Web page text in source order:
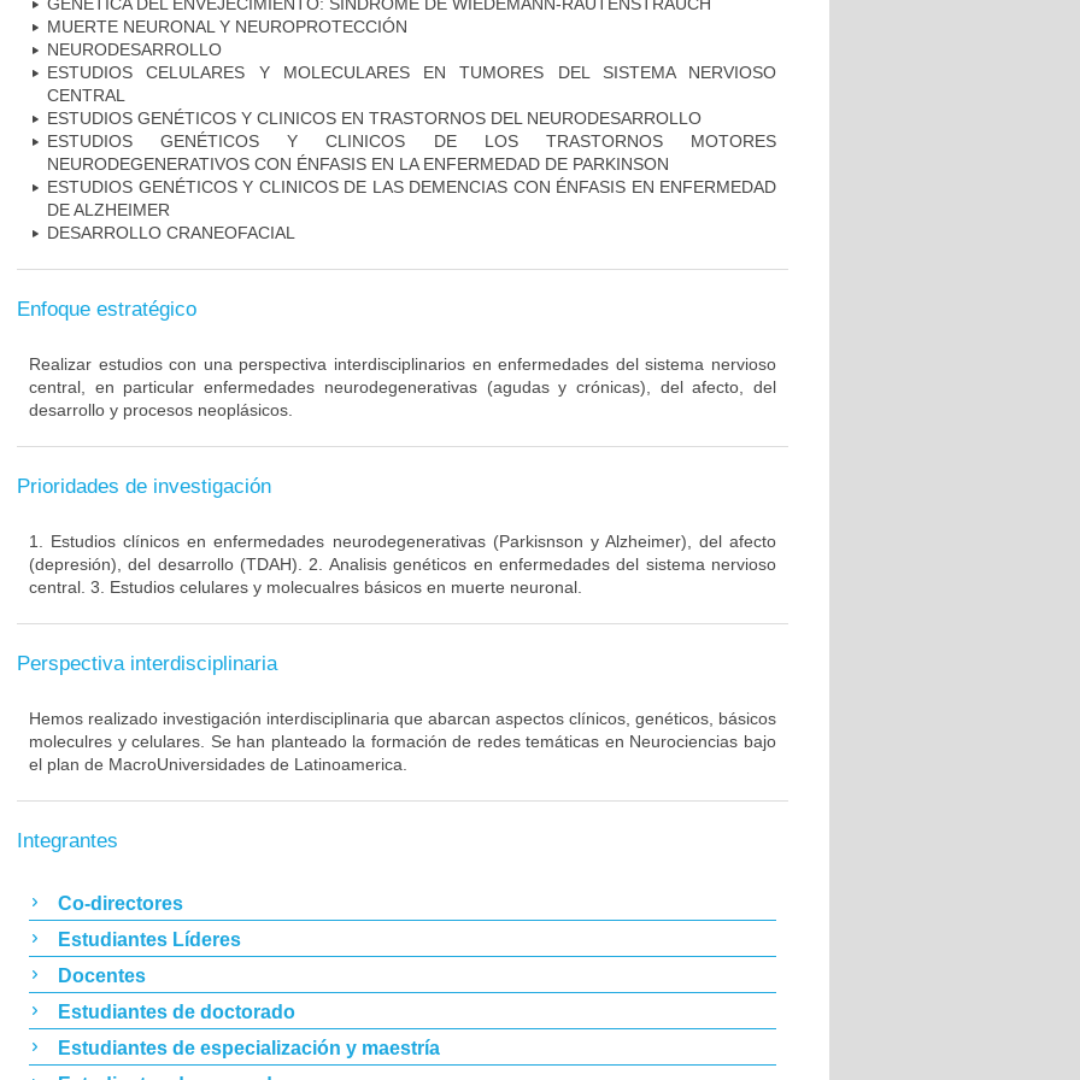
MUERTE NEURONAL Y NEUROPROTECCIÓN
NEURODESARROLLO
ESTUDIOS CELULARES Y MOLECULARES EN TUMORES DEL SISTEMA NERVIOSO
CENTRAL
ESTUDIOS GENÉTICOS Y CLINICOS EN TRASTORNOS DEL NEURODESARROLLO
ESTUDIOS GENÉTICOS Y CLINICOS DE LOS TRASTORNOS MOTORES
NEURODEGENERATIVOS CON ÉNFASIS EN LA ENFERMEDAD DE PARKINSON
ESTUDIOS GENÉTICOS Y CLINICOS DE LAS DEMENCIAS CON ÉNFASIS EN ENFERMEDAD
DE ALZHEIMER
DESARROLLO CRANEOFACIAL
Enfoque estratégico
Realizar estudios con una perspectiva interdisciplinarios en enfermedades del sistema nervioso
central, en particular enfermedades neurodegenerativas (agudas y crónicas), del afecto, del
desarrollo y procesos neoplásicos.
Prioridades de investigación
1. Estudios clínicos en enfermedades neurodegenerativas (Parkisnson y Alzheimer), del afecto
(depresión), del desarrollo (TDAH). 2. Analisis genéticos en enfermedades del sistema nervioso
central. 3. Estudios celulares y molecualres básicos en muerte neuronal.
Perspectiva interdisciplinaria
Hemos realizado investigación interdisciplinaria que abarcan aspectos clínicos, genéticos, básicos
moleculres y celulares. Se han planteado la formación de redes temáticas en Neurociencias bajo
el plan de MacroUniversidades de Latinoamerica.
Integrantes
Co-directores
Estudiantes Líderes
Docentes
Estudiantes de doctorado
Estudiantes de especialización y maestría